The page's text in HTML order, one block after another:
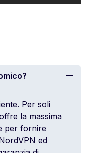
Per soli
la massima
per fornire
ed